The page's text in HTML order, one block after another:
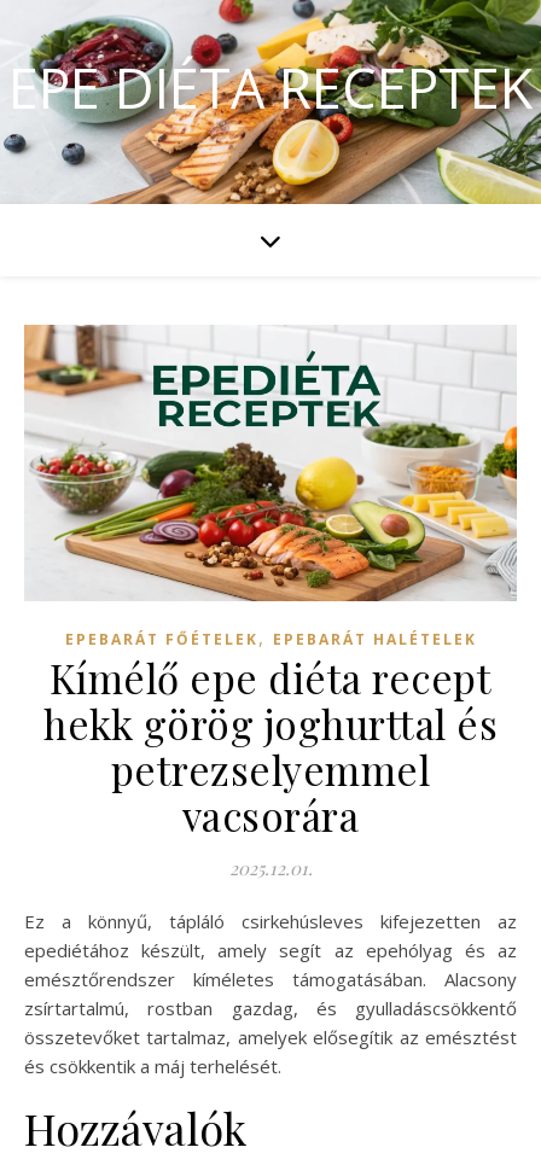
EPE DIÉTA RECEPTEK
EPEBARÁT FŐÉTELEK, EPEBARÁT HALÉTELEK
Kímélő epe diéta recept
hekk görög joghurttal és
petrezselyemmel
vacsorára
2025.12.01.
Ez a könnyű, tápláló csirkehúsleves kifejezetten az
epediétához készült, amely segít az epehólyag és az
emésztőrendszer kíméletes támogatásában. Alacsony
zsírtartalmú, rostban gazdag, és gyulladáscsökkentő
összetevőket tartalmaz, amelyek elősegítik az emésztést
és csökkentik a máj terhelését.
Hozzávalók